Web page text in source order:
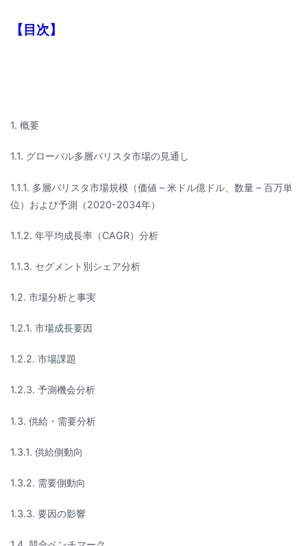
【目次】
1. 概要
1.1. グローバル多層バリスタ市場の見通し
1.1.1. 多層バリスタ市場規模（価値 – 米ドル億ドル、数量 – 百万単
位）および予測（2020-2034年）
1.1.2. 年平均成長率（CAGR）分析
1.1.3. セグメント別シェア分析
1.2. 市場分析と事実
1.2.1. 市場成長要因
1.2.2. 市場課題
1.2.3. 予測機会分析
1.3. 供給・需要分析
1.3.1. 供給側動向
1.3.2. 需要側動向
1.3.3. 要因の影響